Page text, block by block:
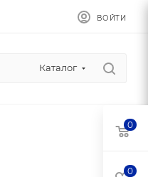
ВОЙТИ
Каталог
0
0